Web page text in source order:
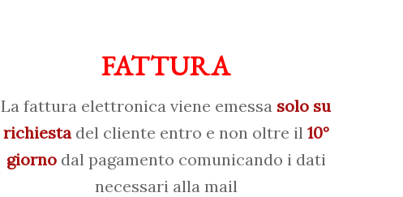
FATTURA
La fattura elettronica viene emessa solo su
richiestadel cliente entro e non oltre il 10°
giornodal pagamento comunicando i dati
necessari alla mail